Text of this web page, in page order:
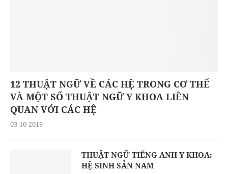
12 THUẬT NGỮ VỀ CÁC HỆ TRONG CƠ THỂ
VÀ MỘT SỐ THUẬT NGỮ Y KHOA LIÊN
QUAN VỚI CÁC HỆ
03-10-2019
THUẬT NGỮ TIẾNG ANH Y KHOA:
HỆ SINH SẢN NAM